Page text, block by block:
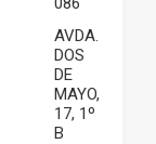
AVDA.
DOS
DE
MAYO,
17, 1º
B